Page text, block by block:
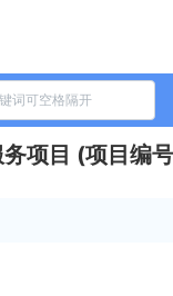
务项目 (项目